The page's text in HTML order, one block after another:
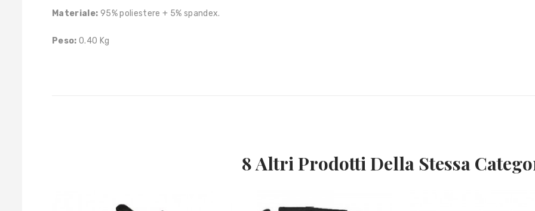
Materiale: 95% poliestere + 5% spandex.
Peso: 0.40 Kg
8 Altri Prodotti Della Stessa